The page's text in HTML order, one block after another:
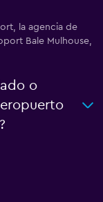
la agencia de
Bale Mulhouse,
o